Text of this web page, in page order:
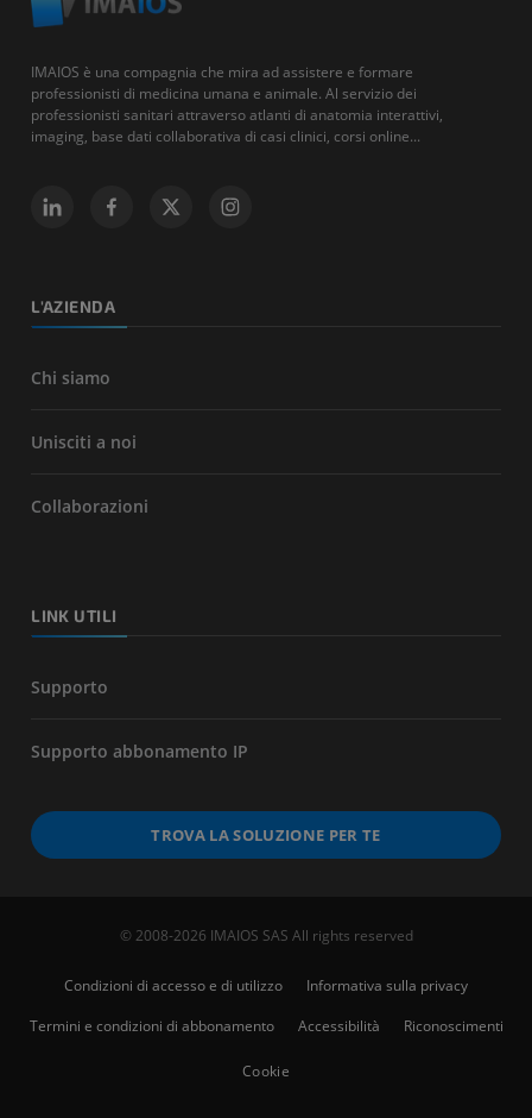
IMAIOS è una compagnia che mira ad assistere e formare
professionisti di medicina umana e animale. Al servizio dei
professionisti sanitari attraverso atlanti di anatomia interattivi,
imaging, base dati collaborativa di casi clinici, corsi online...
L'AZIENDA
Chi siamo
Unisciti a noi
Collaborazioni
LINK UTILI
Supporto
Supporto abbonamento IP
TROVA LA SOLUZIONE PER TE
© 2008-2026 IMAIOS SAS All rights reserved
Condizioni di accesso e di utilizzo
Informativa sulla privacy
Termini e condizioni di abbonamento
Accessibilità Riconoscimenti
Cookie